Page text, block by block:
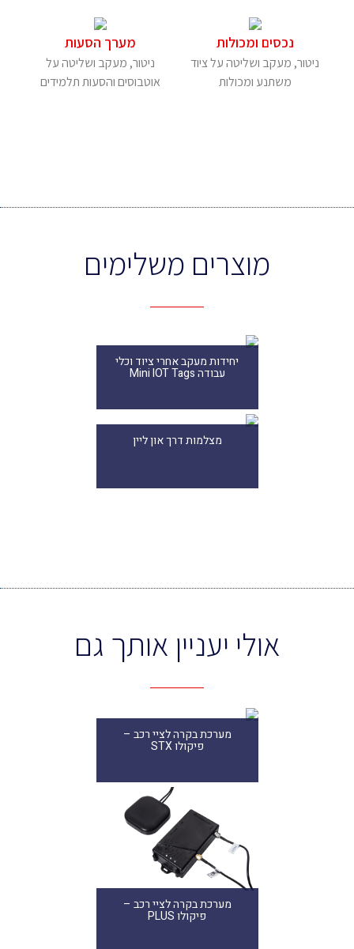
נכסים ומכולות
ניטור, מעקב ושליטה על ציוד
משתנע ומכולות
מערך הסעות
ניטור, מעקב ושליטה על
אוטבוסים והסעות תלמידים
מוצרים משלימים
יחידות מעקב אחרי ציוד וכלי
עבודה Mini IOT Tags
מצלמות דרך און ליין
אולי יעניין אותך גם
מערכת בקרה לציי רכב –
פיקולו STX
מערכת בקרה לציי רכב –
פיקולו PLUS